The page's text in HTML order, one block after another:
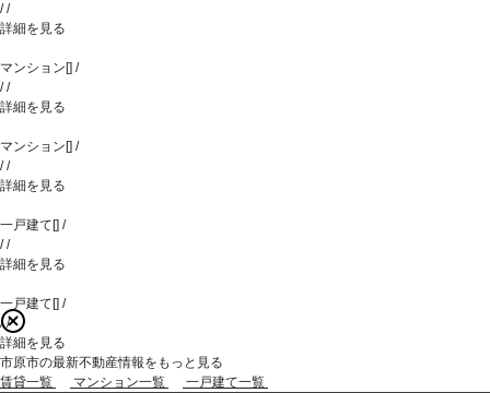
//
詳細を見る
マンション [] /
//
詳細を見る
マンション [] /
//
詳細を見る
一戸建て [] /
//
詳細を見る
一戸建て [] /
//
詳細を見る
市原市の最新不動産情報をもっと見る
賃貸一覧
マンション一覧 一戸建て一覧